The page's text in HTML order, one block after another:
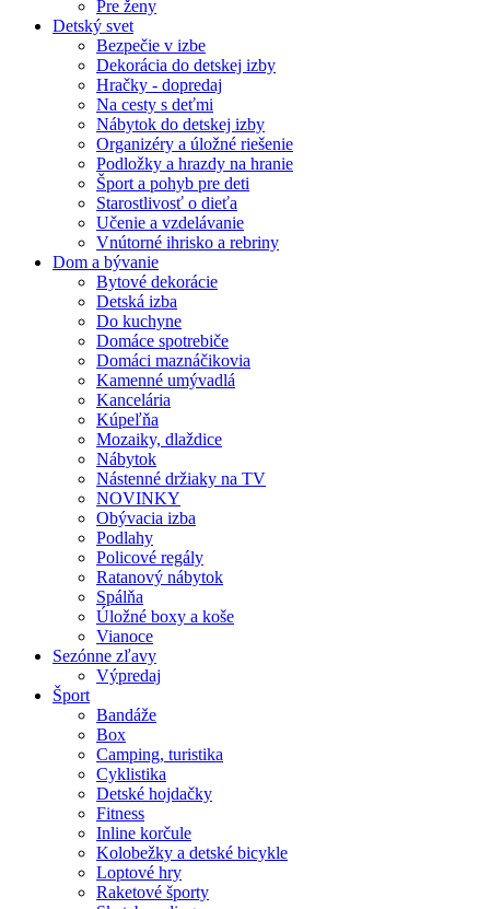
Pre ženy
Detský svet
Bezpečie v izbe
Dekorácia do detskej izby
Hračky - dopredaj
Na cesty s deťmi
Nábytok do detskej izby
Organizéry a úložné riešenie
Podložky a hrazdy na hranie
Šport a pohyb pre deti
Starostlivosť o dieťa
Učenie a vzdelávanie
Vnútorné ihrisko a rebriny
Dom a bývanie
Bytové dekorácie
Detská izba
Do kuchyne
Domáce spotrebiče
Domáci maznáčikovia
Kamenné umývadlá
Kancelária
Kúpeľňa
Mozaiky, dlaždice
Nábytok
Nástenné držiaky na TV
NOVINKY
Obývacia izba
Podlahy
Policové regály
Ratanový nábytok
Spálňa
Úložné boxy a koše
Vianoce
Sezónne zľavy
Výpredaj
Šport
Bandáže
Box
Camping, turistika
Cyklistika
Detské hojdačky
Fitness
Inline korčule
Kolobežky a detské bicykle
Loptové hry
Raketové športy